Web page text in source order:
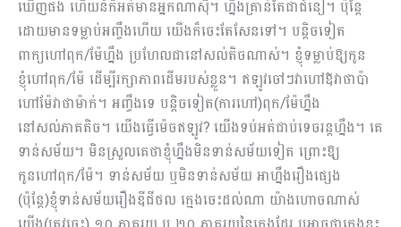
ឃើញផង ហើយនំក៏អត់មានអ្នកណាស៊ី។ ហ្នឹងគ្រាន់តែជាជំនឿ។ ប៉ុន្តែ
ដោយមានទម្លាប់អញ្ចឹងហើយ យើងក៏ចេះតែសែនទៅ។ បន្តិចទៀត
ពាក្យហៅពុក/ម៉ែហ្នឹង ប្រហែលជានៅសល់តិចណាស់។ ខ្ញុំទម្លាប់ឱ្យកូន
ខ្ញុំហៅពុក/ម៉ែ ដើម្បីរក្សាភាពដើមរបស់ខ្លួន។ ឥឡូវចៅៗវាហៅឪវាថាប៉ា
ហៅម៉ែវាថាម៉ាក់។ អញ្ចឹងទេ បន្តិចទៀត(ការហៅ)ពុក/ម៉ែហ្នឹង
នៅសល់ភាគតិច។​ យើងធ្វើម៉េចឥឡូវ? យើងទប់អត់ជាប់ទេចរន្តហ្នឹង។ គេ
ទាន់សម័យ។ មិនស្រួលគេថាខ្ញុំហ្នឹងមិនទាន់សម័យទៀត ព្រោះឱ្យ
កូនហៅពុក/ម៉ែ។ ទាន់សម័យ ឬមិនទាន់សម័យ អាហ្នឹងរឿងផ្សេង
(ប៉ុន្តែ)ខ្ញុំទាន់សម័យរឿងឌីជីថល ក្មេងចេះដល់ណា យ៉ាងហោចណាស់